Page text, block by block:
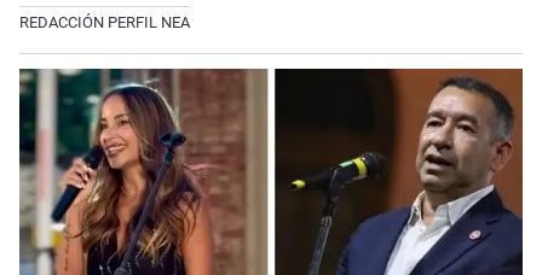
REDACCIÓN PERFIL NEA